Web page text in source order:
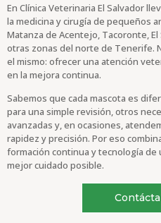
En Clínica Veterinaria El Salvador
la medicina y cirugía de pequeños
Matanza de Acentejo, Tacoronte, El
otras zonas del norte de Tenerife.
el mismo: ofrecer una atención
en la mejora continua.
Sabemos que cada mascota es
para una simple revisión, otros
avanzadas y, en ocasiones,
rapidez y precisión. Por eso
formación continua y tecnología
mejor cuidado posible.